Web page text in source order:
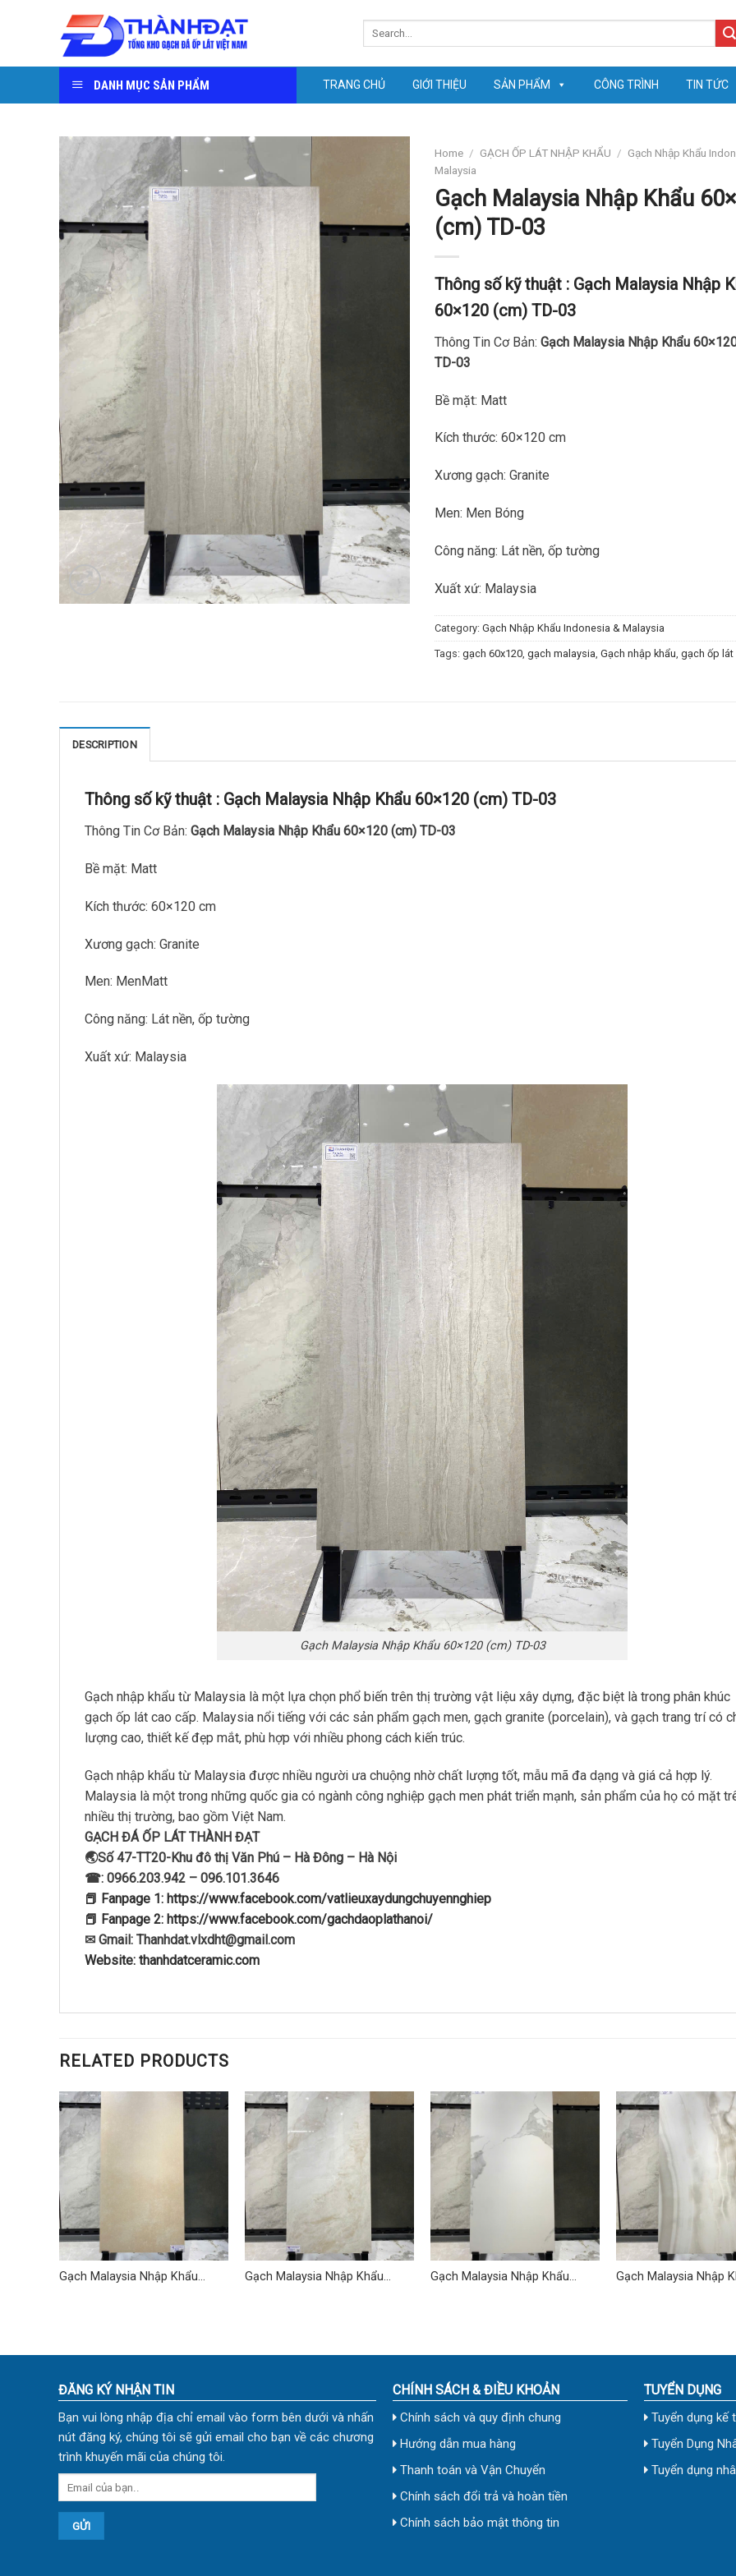
DANH MỤC SẢN PHẨM TRANG CHỦ GIỚI THIỆU SẢN PHẨM CÔNG TRÌNH TIN TỨC
Home / GẠCH ỐP LÁT NHẬP KHẨU / Gạch Nhập Khẩu
Malaysia
Gạch Malaysia Nhập Khẩu
(cm) TD-03
Thông số kỹ thuật : Gạch Malaysia Nhập
60×120 (cm) TD-03
Thông Tin Cơ Bản: Gạch Malaysia Nhập Khẩu
TD-03
Bề mặt: Matt
Kích thước: 60×120 cm
Xương gạch: Granite
Men: Men Bóng
Công năng: Lát nền, ốp tường
Xuất xứ: Malaysia
Category: Gạch Nhập Khẩu Indonesia & Malaysia
Tags: gạch 60x120, gạch malaysia, Gạch nhập khẩu, gạch ốp lát
DESCRIPTION
Thông số kỹ thuật : Gạch Malaysia Nhập Khẩu 60×120 (cm) TD-03
Thông Tin Cơ Bản: Gạch Malaysia Nhập Khẩu 60×120 (cm) TD-03
Bề mặt: Matt
Kích thước: 60×120 cm
Xương gạch: Granite
Men: MenMatt
Công năng: Lát nền, ốp tường
Xuất xứ: Malaysia
Gạch Malaysia Nhập Khẩu 60×120 (cm) TD-03
Gạch nhập khẩu từ Malaysia là một lựa chọn phổ biến trên thị trường vật liệu xây dựng, đặc biệt là trong phân khúc
gạch ốp lát cao cấp. Malaysia nổi tiếng với các sản phẩm gạch men, gạch granite (porcelain), và gạch trang trí có
lượng cao, thiết kế đẹp mắt, phù hợp với nhiều phong cách kiến trúc.
Gạch nhập khẩu từ Malaysia được nhiều người ưa chuộng nhờ chất lượng tốt, mẫu mã đa dạng và giá cả hợp lý.
Malaysia là một trong những quốc gia có ngành công nghiệp gạch men phát triển mạnh, sản phẩm của họ có mặt
nhiều thị trường, bao gồm Việt Nam.
GẠCH ĐÁ ỐP LÁT THÀNH ĐẠT
🌏Số 47-TT20-Khu đô thị Văn Phú – Hà Đông – Hà Nội
☎: 0966.203.942 – 096.101.3646
📕 Fanpage 1: https://www.facebook.com/vatlieuxaydungchuyennghiep
📕 Fanpage 2: https://www.facebook.com/gachdaoplathanoi/
✉ Gmail: Thanhdat.vlxdht@gmail.com
Website: thanhdatceramic.com
RELATED PRODUCTS
Gạch Malaysia Nhập Khẩu
Gạch Malaysia Nhập Khẩu
Gạch Malaysia Nhập Khẩu
Gạch Malaysia Nhập
ĐĂNG KÝ NHẬN TIN
Bạn vui lòng nhập địa chỉ email vào form bên dưới và nhấn
nút đăng ký, chúng tôi sẽ gửi email cho bạn về các chương
trình khuyến mãi của chúng tôi.
CHÍNH SÁCH & ĐIỀU KHOẢN
Chính sách và quy định chung
Hướng dẫn mua hàng
Thanh toán và Vận Chuyển
Chính sách đổi trả và hoàn tiền
Chính sách bảo mật thông tin
TUYỂN DỤNG
Tuyển dụng kế
Tuyển Dụng
Tuyển dụng